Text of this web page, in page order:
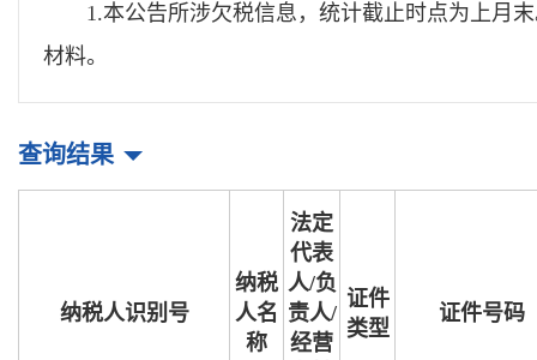
1.本公告所涉欠税信息，统计截止时点为上月
材料。
查询结果
纳税人识别号
纳税
人名
称
法定
代表
人/负
责人/
经营
证件
类型
证件号码